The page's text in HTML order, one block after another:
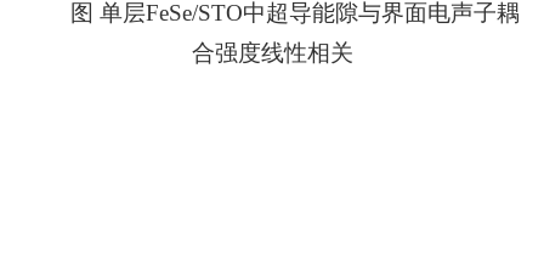
图 单层FeSe/STO中超导能隙与界面电声子耦
合强度线性相关